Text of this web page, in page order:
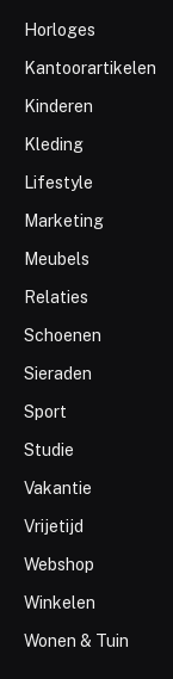
Horloges
Kantoorartikelen
Kinderen
Kleding
Lifestyle
Marketing
Meubels
Relaties
Schoenen
Sieraden
Sport
Studie
Vakantie
Vrijetijd
Webshop
Winkelen
Wonen & Tuin